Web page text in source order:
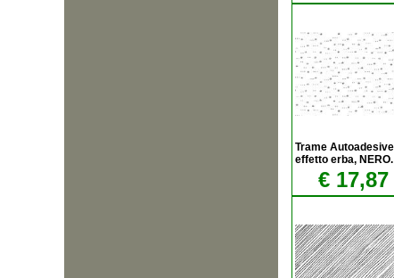
Trame
effetto erba, NERO.
€ 17,87